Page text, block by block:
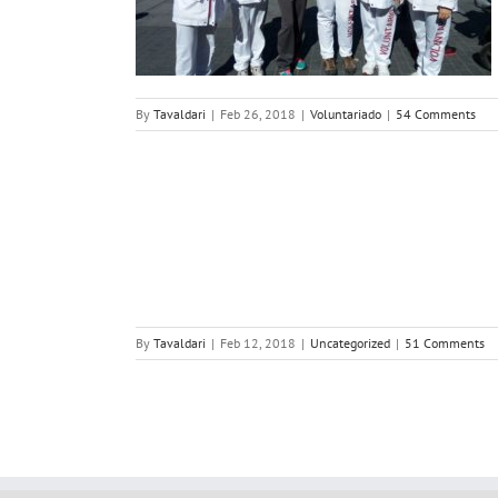
By Tavaldari | Feb 26, 2018 | Voluntariado | 54 Comments
By Tavaldari | Feb 12, 2018 | Uncategorized | 51 Comments